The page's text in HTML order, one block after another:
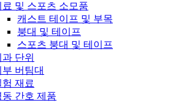
료 및 스포츠 소모품
캐스트 테이프 및 부목
붕대 및 테이프
스포츠 붕대 및 테이프
과 단위
부 버팀대
험 재료
동 간호 제품